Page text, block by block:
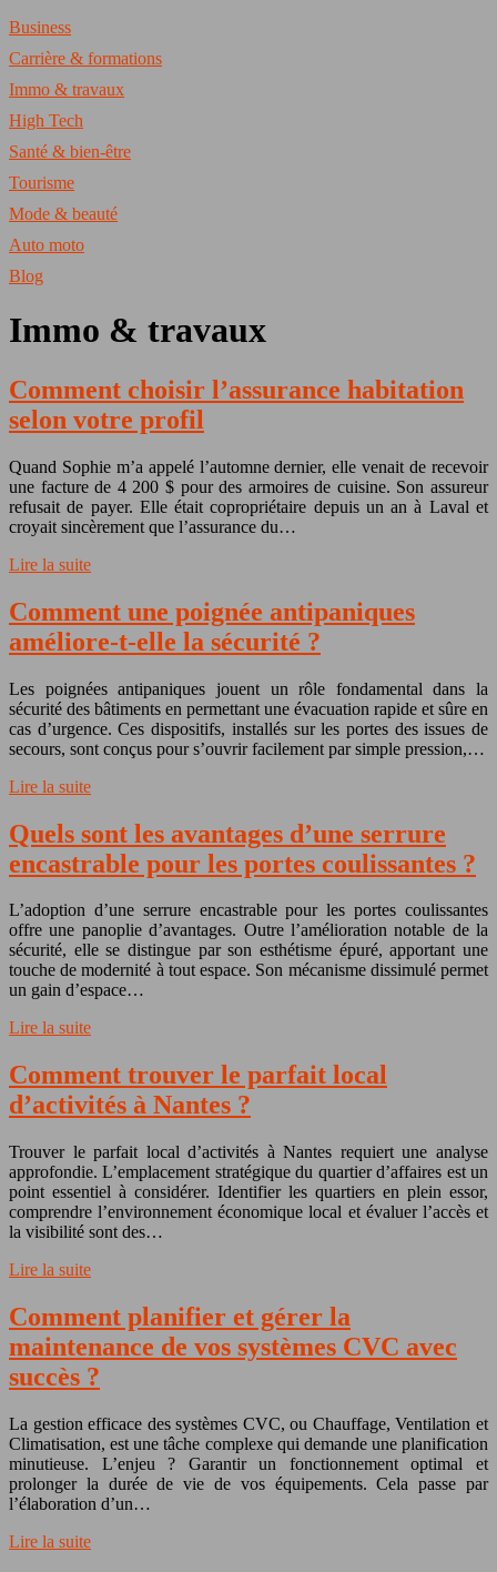
Business
Carrière & formations
Immo & travaux
High Tech
Santé & bien-être
Tourisme
Mode & beauté
Auto moto
Blog
Immo & travaux
Comment choisir l’assurance habitation
selon votre profil
Quand Sophie m’a appelé l’automne dernier, elle venait de recevoir
une facture de 4 200 $ pour des armoires de cuisine. Son assureur
refusait de payer. Elle était copropriétaire depuis un an à Laval et
croyait sincèrement que l’assurance du…
Lire la suite
Comment une poignée antipaniques
améliore-t-elle la sécurité ?
Les poignées antipaniques jouent un rôle fondamental dans la
sécurité des bâtiments en permettant une évacuation rapide et sûre en
cas d’urgence. Ces dispositifs, installés sur les portes des issues de
secours, sont conçus pour s’ouvrir facilement par simple pression,…
Lire la suite
Quels sont les avantages d’une serrure
encastrable pour les portes coulissantes ?
L’adoption d’une serrure encastrable pour les portes coulissantes
offre une panoplie d’avantages. Outre l’amélioration notable de la
sécurité, elle se distingue par son esthétisme épuré, apportant une
touche de modernité à tout espace. Son mécanisme dissimulé permet
un gain d’espace…
Lire la suite
Comment trouver le parfait local
d’activités à Nantes ?
Trouver le parfait local d’activités à Nantes requiert une analyse
approfondie. L’emplacement stratégique du quartier d’affaires est un
point essentiel à considérer. Identifier les quartiers en plein essor,
comprendre l’environnement économique local et évaluer l’accès et
la visibilité sont des…
Lire la suite
Comment planifier et gérer la
maintenance de vos systèmes CVC avec
succès ?
La gestion efficace des systèmes CVC, ou Chauffage, Ventilation et
Climatisation, est une tâche complexe qui demande une planification
minutieuse. L’enjeu ? Garantir un fonctionnement optimal et
prolonger la durée de vie de vos équipements. Cela passe par
l’élaboration d’un…
Lire la suite